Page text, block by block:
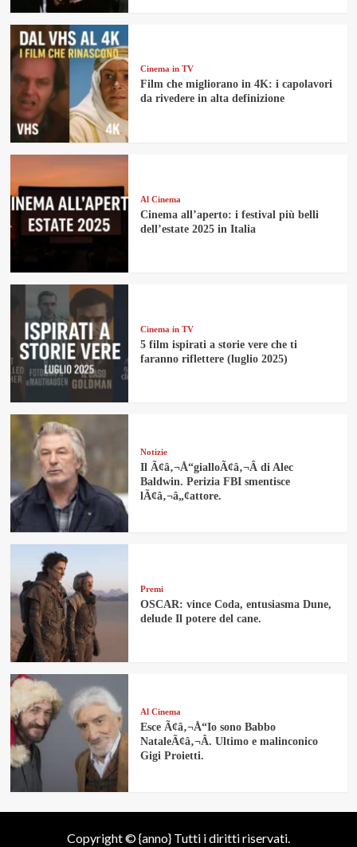
Cinema in TV
Film che migliorano in 4K: i capolavori
da rivedere in alta definizione
Al Cinema
Cinema all’aperto: i festival più belli
dell’estate 2025 in Italia
Cinema in TV
5 film ispirati a storie vere che ti
faranno riflettere (luglio 2025)
Notizie
Il Ã¢â‚¬Å“gialloÃ¢â‚¬Â di Alec
Baldwin. Perizia FBI smentisce
lÃ¢â‚¬â„¢attore.
Premi
OSCAR: vince Coda, entusiasma Dune,
delude Il potere del cane.
Al Cinema
Esce Ã¢â‚¬Å“Io sono Babbo
NataleÃ¢â‚¬Â. Ultimo e malinconico
Gigi Proietti.
Copyright © {anno} Tutti i diritti riservati.